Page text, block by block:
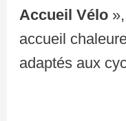
Accueil Vélo
accueil
adaptés aux